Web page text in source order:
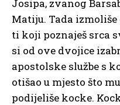
Josipa, zvanog
Matiju. Tada izmoliše
ti koji poznaješ srca
si od ove dvojice
apostolske službe s
otišao u mjesto što
podijeliše kocke.